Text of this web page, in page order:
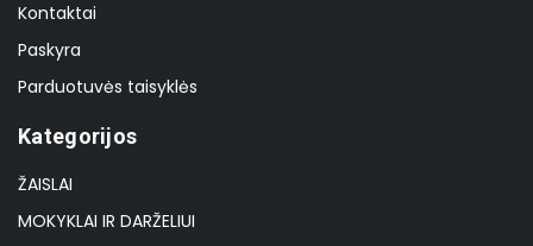
Kontaktai
Paskyra
Parduotuvės taisyklės
Kategorijos
ŽAISLAI
MOKYKLAI IR DARŽELIUI